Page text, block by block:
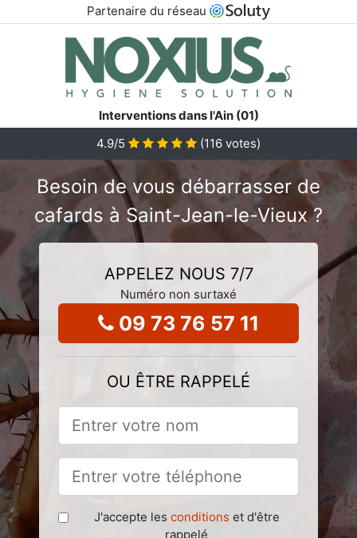
Partenaire du réseau
Interventions dans l'Ain (01)
4.9/5 (116 votes)
Besoin de vous débarrasser de
cafards à Saint-Jean-le-Vieux ?
APPELEZ NOUS 7/7
Numéro non surtaxé
09 73 76 57 11
OU ÊTRE RAPPELÉ
J'accepte les conditions et d'être
rappelé